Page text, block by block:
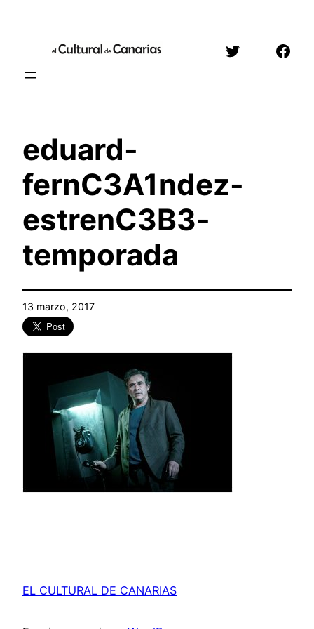
contenido
Twitter
eduard-
fernC3A1ndez-
estrenC3B3-
temporada
13 marzo, 2017
EL CULTURAL DE CANARIAS